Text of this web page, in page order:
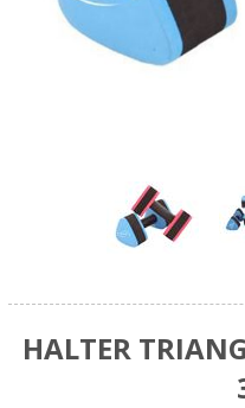
HALTER